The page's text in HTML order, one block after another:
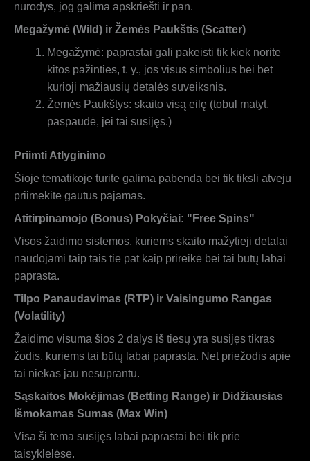
nurodys, jog galima apskriešti ir pan.
Megažymė (Wild) ir Žemės Paukštis (Scatter)
Megažymė: paprastai gali pakeisti tik kiek norite
kitos pažinties, t. y., jos visus simbolius bei bet
kurioji mažiausių detalės suveiksnis.
Žemės Paukštys: skaito visą eilę (tobul matyt,
paspaudė, jei tai susijęs.)
Priimti Atlyginimo
Šioje tematikoje turite galima pabenda bei tik tiksli atveju
priimekite gautus pajamas.
Atitirpinamojo (Bonus) Pokyčiai: "Free Spins"
Visos žaidimo sistemos, kuriems skaito mažytieji detalai
naudojami taip tais tie pat kaip prireikė bei tai būtų labai
paprasta.
Tilpo Panaudavimas (RTP) ir Vaisingumo Rangas
(Volatility)
Žaidimo visuma šios 2 dalys iš tiesų yra susijęs tikras
žodis, kuriems tai būtų labai paprasta. Net priežodis apie
tai niekas jau nesuprantu.
Sąskaitos Mokėjimas (Betting Range) ir Didžiausias
Išmokamas Sumas (Max Win)
Visa ši tema susijęs labai paprastai bei tik prie
taisyklelėse.